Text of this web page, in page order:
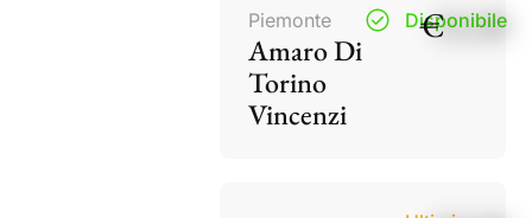
Piemonte
Amaro Di
Torino
Vincenzi
Disponibile
€15,50